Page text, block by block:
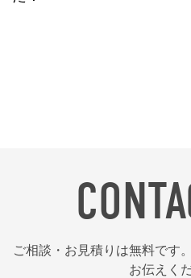
ご相談・お見積りは無料です
お伝えく